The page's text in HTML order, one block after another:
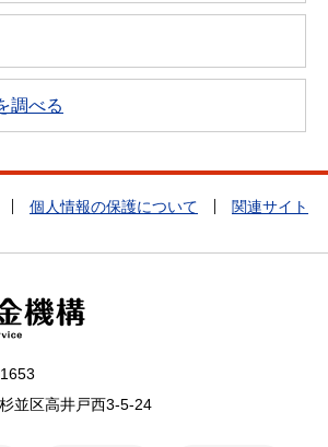
調べる
個人情報の保護について 関連サイト
並区高井戸西3-5-24